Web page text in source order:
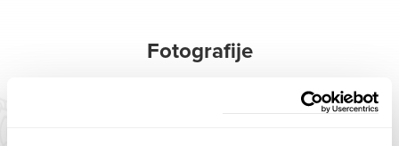
Fotografije